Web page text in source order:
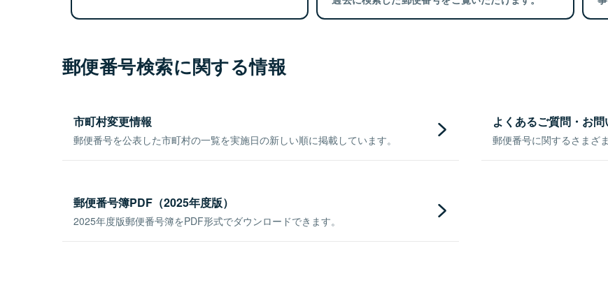
郵便番号検索に関する情報
市町村変更情報
郵便番号を公表した市町村の一覧を実施日の新しい順に掲載しています。
よくあるご質問・お
郵便番号に関するさまざ
郵便番号簿PDF（2025年度版）
2025年度版郵便番号簿をPDF形式でダウンロードできます。